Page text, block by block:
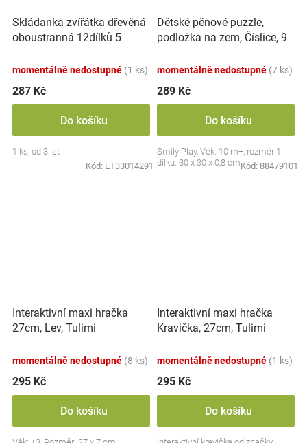
Skládanka zvířátka dřevěná
oboustranná 12dílků 5
17x12x1,5cm
momentálně nedostupné (1 ks)
287 Kč
Do košíku
1 ks, od 3 let
Kód: ET33014291
Dětské pěnové puzzle,
podložka na zem, Číslice, 9
momentálně nedostupné (7 ks)
289 Kč
Do košíku
Smily Play, Věk: 10 m+, rozměr 1
dílku: 30 x 30 x 0,8 cmKód: 88479101
Interaktivní maxi hračka
27cm, Lev, Tulimi
momentálně nedostupné (8 ks)
295 Kč
Do košíku
Interaktivní maxi hračka
Kravička, 27cm, Tulimi
momentálně nedostupné (1 ks)
295 Kč
Do košíku